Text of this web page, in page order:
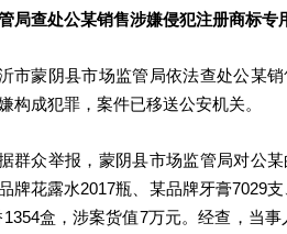
查处公某销售涉嫌侵犯注册商标专
蒙阴县市场监管局依法查处公某销
构成犯罪，案件已移送公安机关。
众举报，蒙阴县市场监管局对公某
牌花露水2017瓶、某品牌牙膏7029
盒，涉案货值7万元。经查，当